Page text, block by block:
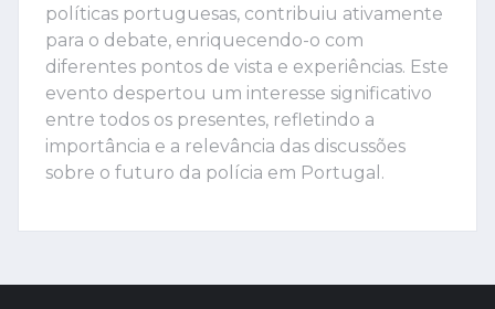
políticas portuguesas, contribuiu ativamente
para o debate, enriquecendo-o com
diferentes pontos de vista e experiências. Este
evento despertou um interesse significativo
entre todos os presentes, refletindo a
importância e a relevância das discussões
sobre o futuro da polícia em Portugal.